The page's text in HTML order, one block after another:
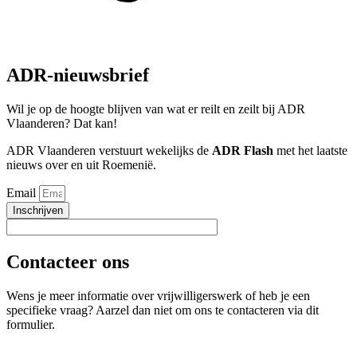
ADR-nieuwsbrief
Wil je op de hoogte blijven van wat er reilt en zeilt bij ADR
Vlaanderen? Dat kan!
ADR Vlaanderen verstuurt wekelijks de ADR Flash met het laatste
nieuws over en uit Roemenië.
Email
Inschrijven
Contacteer ons
Wens je meer informatie over vrijwilligerswerk of heb je een
specifieke vraag? Aarzel dan niet om ons te contacteren via dit
formulier.